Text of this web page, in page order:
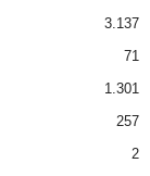
3.137
71
1.301
257
2